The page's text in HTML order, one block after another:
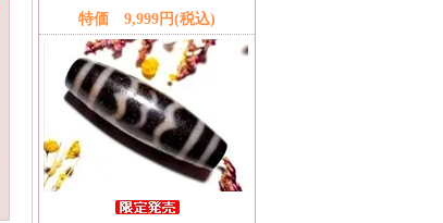
特価 9,999円(税込)